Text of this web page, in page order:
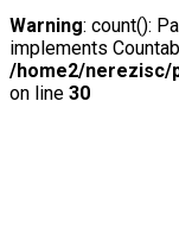
Warning: count():
implements
/home2/nerezisc/
on line 30